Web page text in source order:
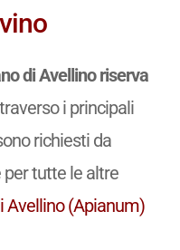
di Avellino riserva
i principali
richiesti da
per tutte le altre
Avellino (Apianum)